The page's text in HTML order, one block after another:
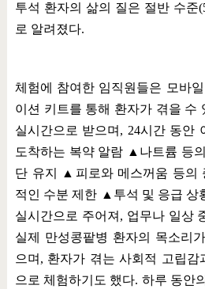
투석 환자의 삶의 질은 절반 수준
로 알려졌다.
체험에 참여한 임직원들은 모바
이션 키트를 통해 환자가 겪을 수
실시간으로 받으며 , 24시간 동안
도착하는 복약 알람 ▲ 나트륨 등
단 유지
▲ 피로와 메스꺼움 등의
적인 수분 제한 ▲ 투석 및 응급 상
실시간으로 주어져 , 업무나 일상
실제 만성콩팥병 환자의 목소리
으며 , 환자가 겪는 사회적 고립감
으로 체험하기도 했다. 하루 동안